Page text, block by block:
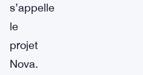
s’appelle
le
projet
Nova.